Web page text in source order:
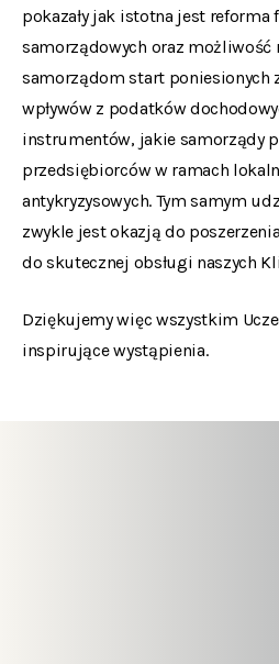
pokazały jak istotna jest reforma
samorządowych oraz możliwość
samorządom start poniesionych
wpływów z podatków
instrumentów, jakie samorządy
przedsiębiorców w ramach
antykryzysowych. Tym samym
zwykle jest okazją do
do skutecznej obsługi naszych
Dziękujemy więc wszystkim
inspirujące wystąpienia.